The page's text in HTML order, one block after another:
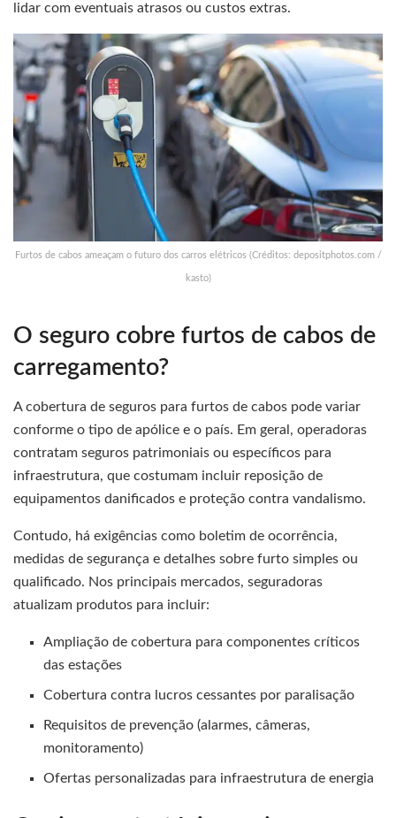
lidar com eventuais atrasos ou custos extras.
Furtos de cabos ameaçam o futuro dos carros elétricos (Créditos: depositphotos.com /
kasto)
O seguro cobre furtos de cabos de
carregamento?
A cobertura de seguros para furtos de cabos pode variar
conforme o tipo de apólice e o país. Em geral, operadoras
contratam seguros patrimoniais ou específicos para
infraestrutura, que costumam incluir reposição de
equipamentos danificados e proteção contra vandalismo.
Contudo, há exigências como boletim de ocorrência,
medidas de segurança e detalhes sobre furto simples ou
qualificado. Nos principais mercados, seguradoras
atualizam produtos para incluir:
Ampliação de cobertura para componentes críticos
das estações
Cobertura contra lucros cessantes por paralisação
Requisitos de prevenção (alarmes, câmeras,
monitoramento)
Ofertas personalizadas para infraestrutura de energia